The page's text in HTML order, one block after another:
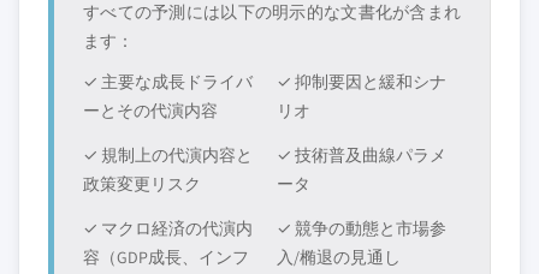
すべての予測には以下の明示的な文書化が含まれ
ます：
✓ 主要な成長ドライバ
ーとその代演内容
✓ 抑制要因と緩和シナ
リオ
✓ 規制上の代演内容と
政策変更リスク
✓ 技術普及曲線パラメ
ータ
✓ マクロ経済の代演内
容（GDP成長、インフ
✓ 競争の動態と市場参
入/椭退の見通し